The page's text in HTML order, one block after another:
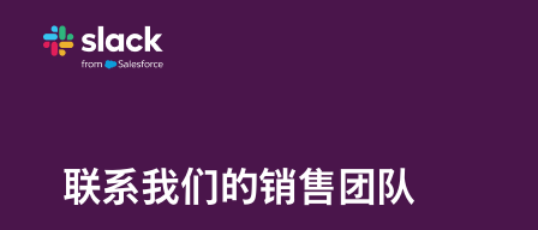
联系我们的销售团队